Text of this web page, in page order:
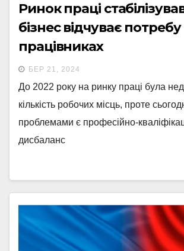
Ринок праці
бізнес відчуває потребу
працівниках
БЕР 21, 2024
До 2022 року на ринку праці була
кількість робочих місць, проте
проблемами є професійно-
дисбаланс